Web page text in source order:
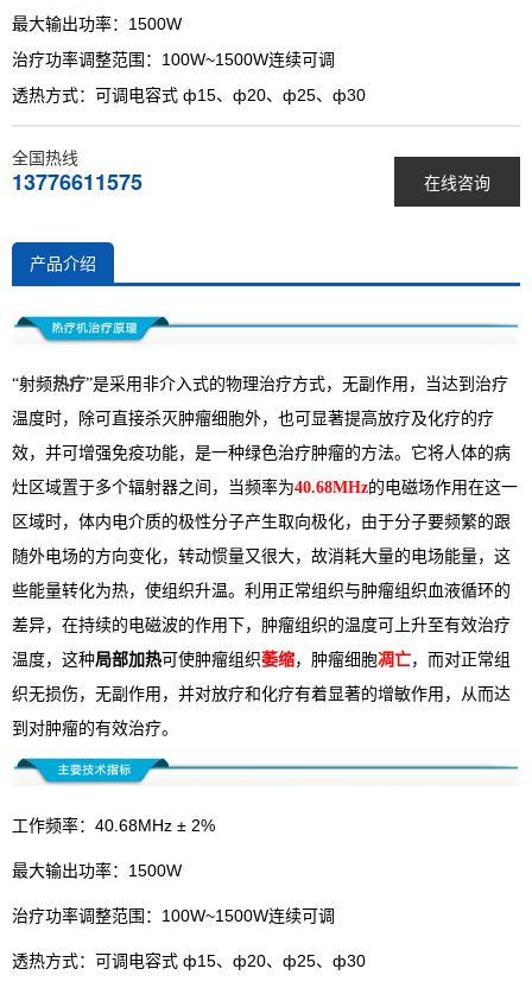
最大输出功率：1500W
治疗功率调整范围：100W~1500W连续可调
透热方式：可调电容式 ф15、ф20、ф25、ф30
在线咨询
全国热线
13776611575
产品介绍
“射频热疗”是采用非介入式的物理治疗方式，无副作用，当达到治疗
温度时，除可直接杀灭肿瘤细胞外，也可显著提高放疗及化疗的疗
效，并可增强免疫功能，是一种绿色治疗肿瘤的方法。它将人体的病
灶区域置于多个辐射器之间，当频率为40.68MHz的电磁场作用在这一
区域时，体内电介质的极性分子产生取向极化，由于分子要频繁的跟
随外电场的方向变化，转动惯量又很大，故消耗大量的电场能量，这
些能量转化为热，使组织升温。利用正常组织与肿瘤组织血液循环的
差异，在持续的电磁波的作用下，肿瘤组织的温度可上升至有效治疗
温度，这种局部加热可使肿瘤组织萎缩，肿瘤细胞凋亡，而对正常组
织无损伤，无副作用，并对放疗和化疗有着显著的增敏作用，从而达
到对肿瘤的有效治疗。
工作频率：40.68MHz ± 2%
最大输出功率：1500W
治疗功率调整范围：100W~1500W连续可调
透热方式：可调电容式 ф15、ф20、ф25、ф30